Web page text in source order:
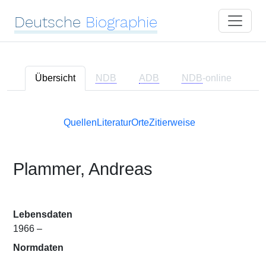
Deutsche Biographie
Übersicht NDB ADB NDB-online
Quellen LiteraturOrteZitierweise
Plammer, Andreas
Lebensdaten
1966 –
Normdaten